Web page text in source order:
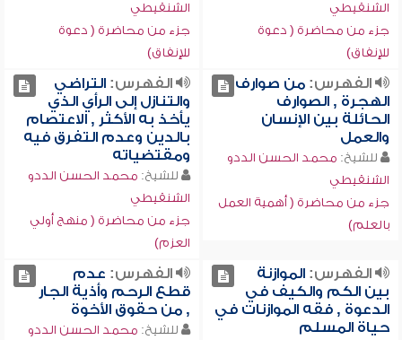
الشنقيطي
جزء من محاضرة ( دعوة
للإنفاق)
الشنقيطي
جزء من محاضرة ( دعوة
للإنفاق)
الفهرس:من صوارف
الهجرة , الصوارف
الحائلة بين الإنسان
والعمل
للشيخ: محمد الحسن الددو
الشنقيطي
جزء من محاضرة ( أهمية العمل
بالعلم)
الفهرس:التراضي
والتنازل إلى الرأي الذي
يأخذ به الأكثر , الاعتصام
بالدين وعدم التفرق فيه
ومقتضياته
للشيخ: محمد الحسن الددو
الشنقيطي
جزء من محاضرة ( منهج أولي
العزم)
الفهرس:الموازنة
بين الكم والكيف في
الدعوة , فقه الموازنات في
حياة المسلم
الفهرس: عدم
قطع الرحم وأذية الجار
, من حقوق الأخوة
للشيخ: محمد الحسن الددو